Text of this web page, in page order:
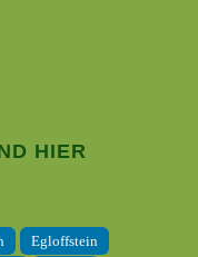
HIER
Egloffstein